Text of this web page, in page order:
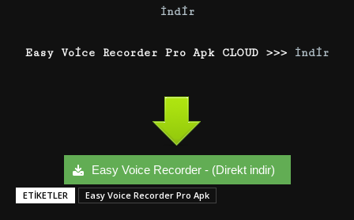
İndir
Easy Voice Recorder Pro Apk CLOUD >>> İndir
Easy Voice Recorder - (Direkt indir)
ETIKETLER Easy Voice Recorder Pro Apk